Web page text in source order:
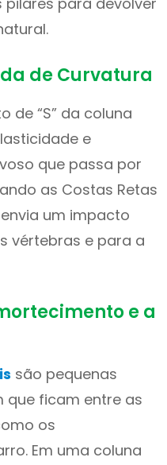
de Curvatura
de “S” da coluna
e
que passa por
as Costas Retas
um impacto
vértebras e para a
e a
são pequenas
ficam entre as
os
Em uma coluna